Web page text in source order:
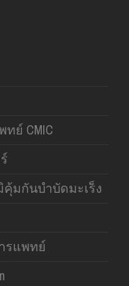
ย์ CMIC
มกันบำบัดมะเร็ง
รแพทย์